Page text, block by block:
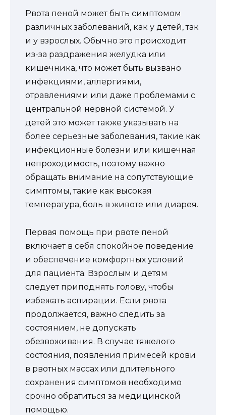
Рвота пеной может быть симптомом
различных заболеваний, как у детей, так
и у взрослых. Обычно это происходит
из-за раздражения желудка или
кишечника, что может быть вызвано
инфекциями, аллергиями,
отравлениями или даже проблемами с
центральной нервной системой. У
детей это может также указывать на
более серьезные заболевания, такие как
инфекционные болезни или кишечная
непроходимость, поэтому важно
обращать внимание на сопутствующие
симптомы, такие как высокая
температура, боль в животе или диарея.
Первая помощь при рвоте пеной
включает в себя спокойное поведение
и обеспечение комфортных условий
для пациента. Взрослым и детям
следует приподнять голову, чтобы
избежать аспирации. Если рвота
продолжается, важно следить за
состоянием, не допускать
обезвоживания. В случае тяжелого
состояния, появления примесей крови
в рвотных массах или длительного
сохранения симптомов необходимо
срочно обратиться за медицинской
помощью.